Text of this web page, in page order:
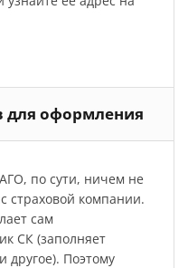
для оформления
по сути, ничем не
страховой компании.
сам
СК (заполняет
другое). Поэтому